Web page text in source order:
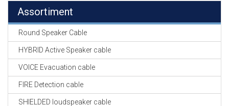
Assortiment
Round Speaker Cable
HYBRID Active Speaker cable
VOICE Evacuation cable
FIRE Detection cable
SHIELDED loudspeaker cable